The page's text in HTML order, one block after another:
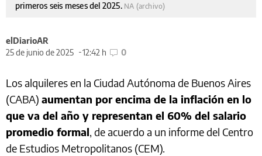
primeros seis meses del 2025. NA (archivo)
elDiarioAR
25 de junio de 2025
12:42 h 0
Los alquileres en la Ciudad Autónoma de Buenos Aires
(CABA) aumentan por encima de la inflación en lo
que va del año y representan el 60% del salario
promedio formal, de acuerdo a un informe del Centro
de Estudios Metropolitanos (CEM).